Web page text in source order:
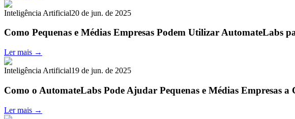
Inteligência Artificial20 de jun. de 2025
Como Pequenas e Médias Empresas Podem Utilizar AutomateLabs
Ler mais →
Inteligência Artificial19 de jun. de 2025
Como o AutomateLabs Pode Ajudar Pequenas e Médias Empresas a
Ler mais →